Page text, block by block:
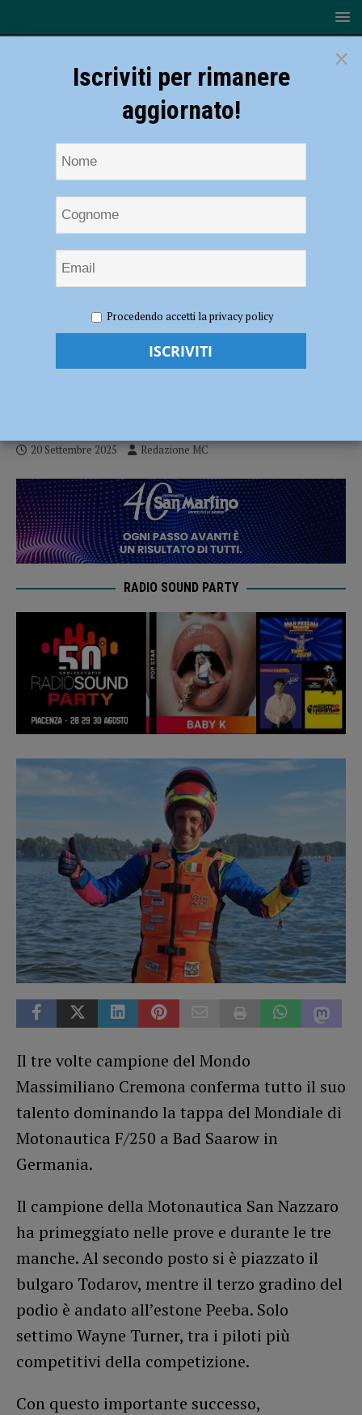
Motonautica, Massimiliano Cremona domina la tappa in Germania
Mondiale F/250 di Motonautica,
20 Settembre 2025 Redazione MC
RADIO SOUND PARTY
Il tre volte campione del Mondo
Massimiliano Cremona conferma tutto il suo
talento dominando la tappa del Mondiale di
Motonautica F/250 a Bad Saarow in
Germania.
Il campione della Motonautica San Nazzaro
ha primeggiato nelle prove e durante le tre
manche. Al secondo posto si è piazzato il
bulgaro Todarov, mentre il terzo gradino del
podio è andato all’estone Peeba. Solo
settimo Wayne Turner, tra i piloti più
competitivi della competizione.
Con questo importante successo,
×
Iscriviti per rimanere
aggiornato!
Procedendo accetti la privacy policy